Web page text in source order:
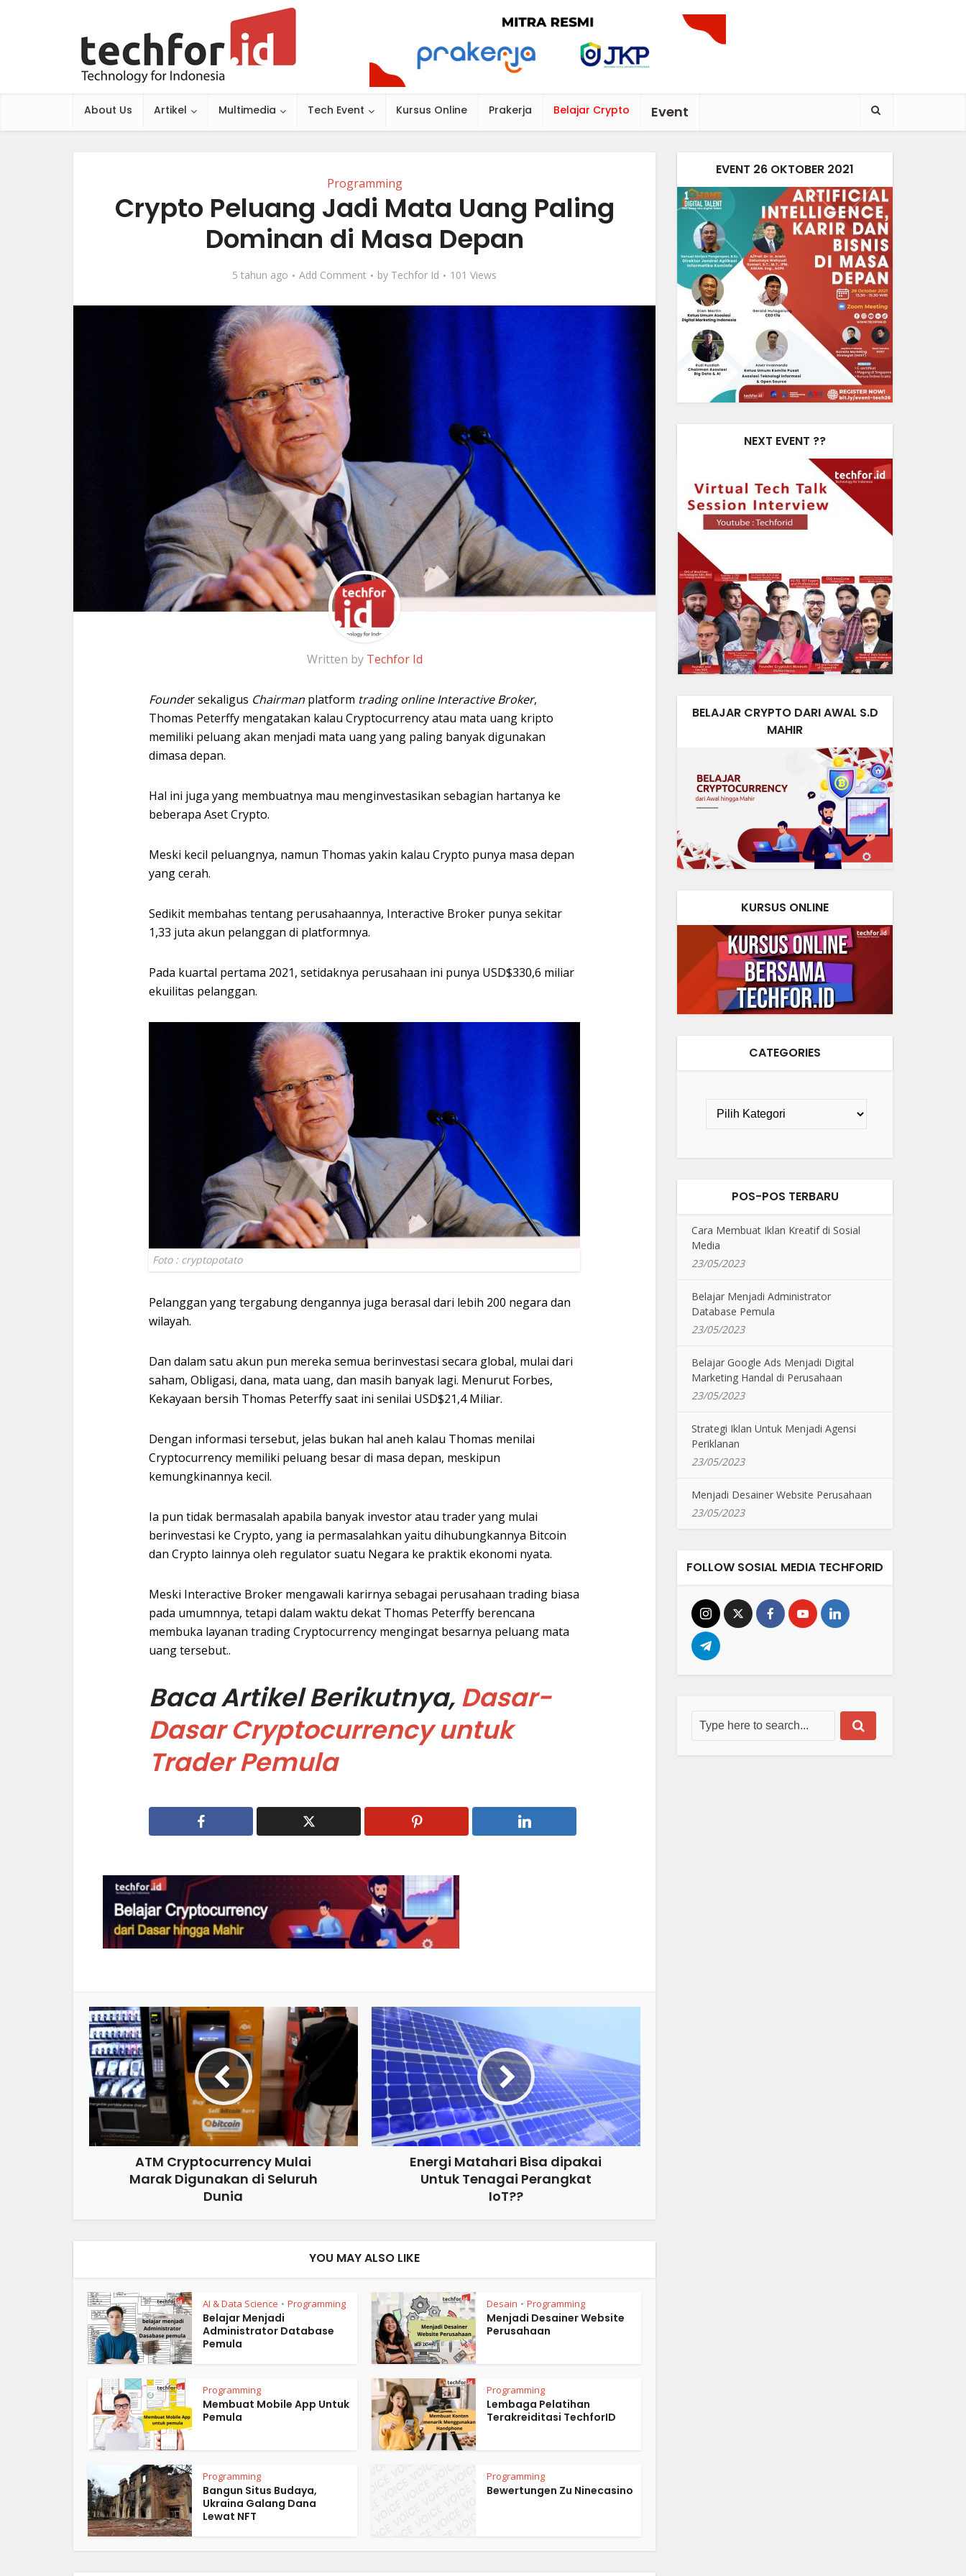
About Us Artikel Multimedia Tech Event Kursus Online Prakerja Belajar Crypto Event
Programming
Crypto Peluang Jadi Mata Uang Paling
Dominan di Masa Depan
5 tahun ago Add Comment by Techfor Id 101 Views
Written by Techfor Id
Founder sekaligus Chairman platform trading online Interactive Broker,
Thomas Peterffy mengatakan kalau Cryptocurrency atau mata uang kripto
memiliki peluang akan menjadi mata uang yang paling banyak digunakan
dimasa depan.
Hal ini juga yang membuatnya mau menginvestasikan sebagian hartanya ke
beberapa Aset Crypto.
Meski kecil peluangnya, namun Thomas yakin kalau Crypto punya masa depan
yang cerah.
Sedikit membahas tentang perusahaannya, Interactive Broker punya sekitar
1,33 juta akun pelanggan di platformnya.
Pada kuartal pertama 2021, setidaknya perusahaan ini punya USD$330,6 miliar
ekuilitas pelanggan.
Foto : cryptopotato
Pelanggan yang tergabung dengannya juga berasal dari lebih 200 negara dan
wilayah.
Dan dalam satu akun pun mereka semua berinvestasi secara global, mulai dari
saham, Obligasi, dana, mata uang, dan masih banyak lagi. Menurut Forbes,
Kekayaan bersih Thomas Peterffy saat ini senilai USD$21,4 Miliar.
Dengan informasi tersebut, jelas bukan hal aneh kalau Thomas menilai
Cryptocurrency memiliki peluang besar di masa depan, meskipun
kemungkinannya kecil.
Ia pun tidak bermasalah apabila banyak investor atau trader yang mulai
berinvestasi ke Crypto, yang ia permasalahkan yaitu dihubungkannya Bitcoin
dan Crypto lainnya oleh regulator suatu Negara ke praktik ekonomi nyata.
Meski Interactive Broker mengawali karirnya sebagai perusahaan trading biasa
pada umumnnya, tetapi dalam waktu dekat Thomas Peterffy berencana
membuka layanan trading Cryptocurrency mengingat besarnya peluang mata
uang tersebut..
Baca Artikel Berikutnya, Dasar-
Dasar Cryptocurrency untuk
Trader Pemula
ATM Cryptocurrency Mulai
Marak Digunakan di Seluruh
Dunia
Energi Matahari Bisa dipakai
Untuk Tenagai Perangkat
IoT??
YOU MAY ALSO LIKE
AI & Data Science • Programming
Belajar Menjadi
Administrator Database
Pemula
Desain • Programming
Menjadi Desainer Website
Perusahaan
Programming
Membuat Mobile App Untuk
Pemula
Programming
Lembaga Pelatihan
Terakreiditasi TechforID
Programming
Bangun Situs Budaya,
Ukraina Galang Dana
Lewat NFT
Programming
Bewertungen Zu Ninecasino
EVENT 26 OKTOBER 2021
NEXT EVENT ??
BELAJAR CRYPTO DARI AWAL S.D
MAHIR
KURSUS ONLINE
CATEGORIES
POS-POS TERBARU
Cara Membuat Iklan Kreatif di Sosial
Media
23/05/2023
Belajar Menjadi Administrator
Database Pemula
23/05/2023
Belajar Google Ads Menjadi Digital
Marketing Handal di Perusahaan
23/05/2023
Strategi Iklan Untuk Menjadi Agensi
Periklanan
23/05/2023
Menjadi Desainer Website Perusahaan
23/05/2023
FOLLOW SOSIAL MEDIA TECHFORID